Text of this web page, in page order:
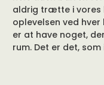
aldrig trætte i
oplevelsen ved
er at have noget,
rum. Det er det,